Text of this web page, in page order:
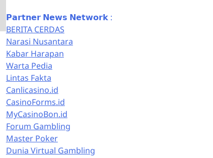
𝗣𝗮𝗿𝘁𝗻𝗲𝗿 𝗡𝗲𝘄𝘀 𝗡𝗲𝘁𝘄𝗼𝗿𝗸 :
BERITA CERDAS
Narasi Nusantara
Kabar Harapan
Warta Pedia
Lintas Fakta
Canlicasino.id
CasinoForms.id
MyCasinoBon.id
Forum Gambling
Master Poker
Dunia Virtual Gambling